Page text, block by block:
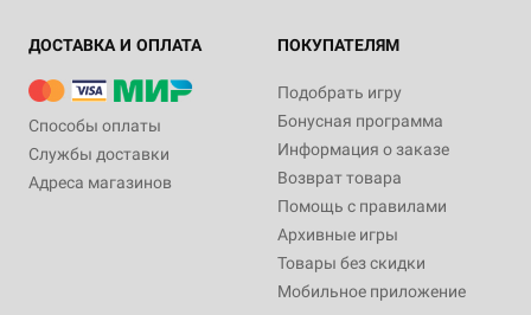
ДОСТАВКА И ОПЛАТА
Способы оплаты
Службы доставки
Адреса магазинов
ПОКУПАТЕЛЯМ
Подобрать игру
Бонусная программа
Информация о заказе
Возврат товара
Помощь с правилами
Архивные игры
Товары без скидки
Мобильное приложение